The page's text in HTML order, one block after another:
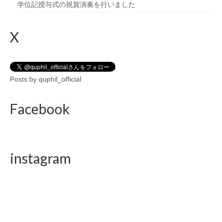
学位記授与式の祝賀演奏を行いました
X
Posts by quphil_official
Facebook
instagram